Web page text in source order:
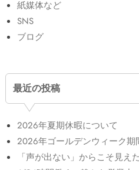
紙媒体など
SNS
ブログ
最近の投稿
2026年夏期休暇について
2026年ゴールデンウィーク期
「声が出ない」からこそ見え